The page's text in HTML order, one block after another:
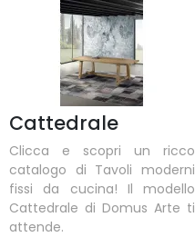
Cattedrale
Clicca e scopri un ricco
catalogo di Tavoli moderni
fissi da cucina! Il modello
Cattedrale di Domus Arte ti
attende.